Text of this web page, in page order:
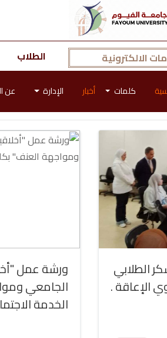
الزوار الآن: 1583
الالكترونية الطلاب
كلمات أخبار الإدارة عن
وتنمية البيئة
الطلابي
الإعاقة .
ورشة عمل
الجامعي
الخدمة